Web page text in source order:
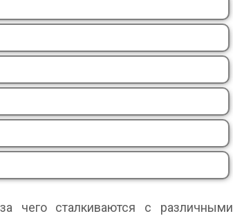
чего сталкиваются с различными